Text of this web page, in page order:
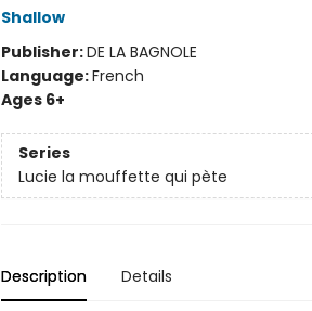
Shallow
Publisher:DE LA BAGNOLE
Language:French
Ages 6+
Series
Lucie la mouffette qui pète
Description Details